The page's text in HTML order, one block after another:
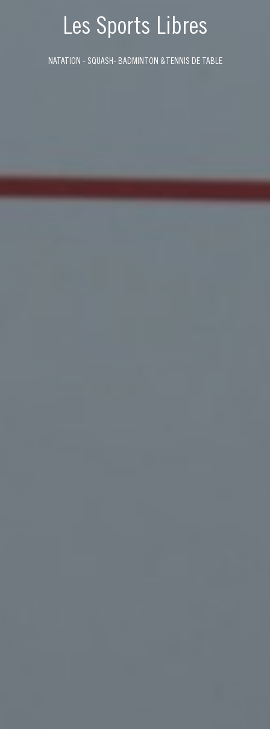
Les Sports Libres
NATATION - SQUASH- BADMINTON &TENNIS DE TABLE